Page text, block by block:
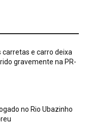
carretas e carro deixa
gravemente na PR-
no Rio Ubazinho